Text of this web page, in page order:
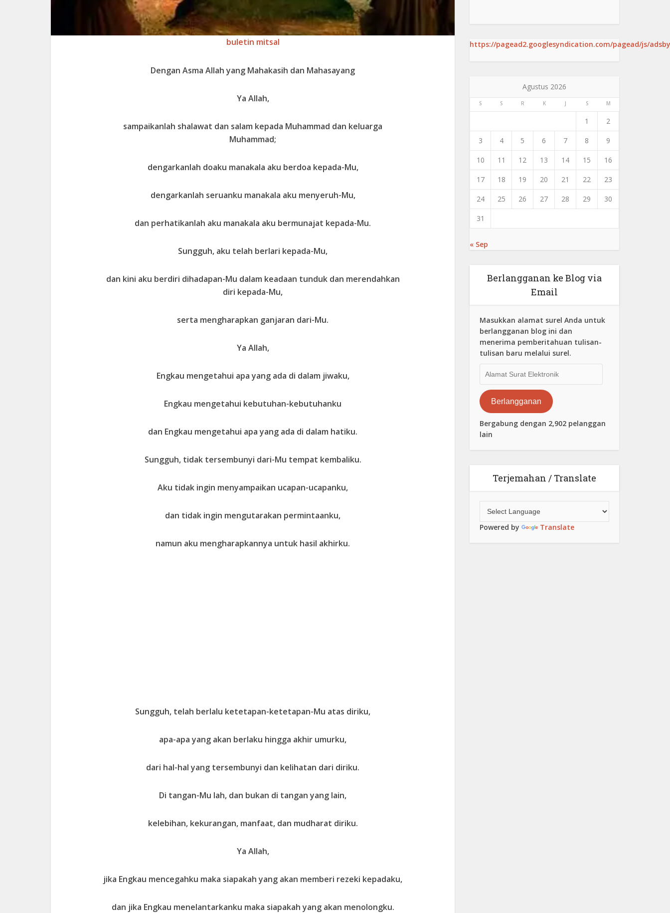
buletin mitsal
Dengan Asma Allah yang Mahakasih dan Mahasayang
Ya Allah,
sampaikanlah shalawat dan salam kepada Muhammad dan keluarga
Muhammad;
dengarkanlah doaku manakala aku berdoa kepada-Mu,
dengarkanlah seruanku manakala aku menyeruh-Mu,
dan perhatikanlah aku manakala aku bermunajat kepada-Mu.
Sungguh, aku telah berlari kepada-Mu,
dan kini aku berdiri dihadapan-Mu dalam keadaan tunduk dan merendahkan
diri kepada-Mu,
serta mengharapkan ganjaran dari-Mu.
Ya Allah,
Engkau mengetahui apa yang ada di dalam jiwaku,
Engkau mengetahui kebutuhan-kebutuhanku
dan Engkau mengetahui apa yang ada di dalam hatiku.
Sungguh, tidak tersembunyi dari-Mu tempat kembaliku.
Aku tidak ingin menyampaikan ucapan-ucapanku,
dan tidak ingin mengutarakan permintaanku,
namun aku mengharapkannya untuk hasil akhirku.
Sungguh, telah berlalu ketetapan-ketetapan-Mu atas diriku,
apa-apa yang akan berlaku hingga akhir umurku,
dari hal-hal yang tersembunyi dan kelihatan dari diriku.
Di tangan-Mu lah, dan bukan di tangan yang lain,
kelebihan, kekurangan, manfaat, dan mudharat diriku.
Ya Allah,
jika Engkau mencegahku maka siapakah yang akan memberi rezeki kepadaku,
dan jika Engkau menelantarkanku maka siapakah yang akan menolongku.
https://pagead2.googlesyndication.com/pagead/js/
Agustus 2026
S S R K J S M
1 2
3 4 5 6 7 8 9
10 11 12 13 14 15 16
17 18 19 20 21 22 23
24 25 26 27 28 29 30
31
« Sep
Berlangganan ke Blog via
Email
Masukkan alamat surel Anda untuk
berlangganan blog ini dan
menerima pemberitahuan tulisan-
tulisan baru melalui surel.
Surat
Elektronik
Berlangganan
Bergabung dengan 2,902 pelanggan
lain
Terjemahan / Translate
Powered by Translate